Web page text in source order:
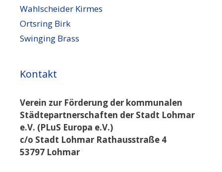
Wahlscheider Kirmes
Ortsring Birk
Swinging Brass
Kontakt
Verein zur Förderung der kommunalen
Städtepartnerschaften der Stadt Lohmar
e.V. (PLuS Europa e.V.)
c/o Stadt Lohmar Rathausstraße 4
53797 Lohmar